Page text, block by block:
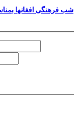
شب فرهنگی افغانها